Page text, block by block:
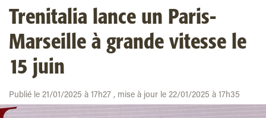
Trenitalia lance un Paris-
Marseille à grande vitesse le
15 juin
Publié le 21/01/2025 à 17h27 , mise à jour le 22/01/2025 à 17h35